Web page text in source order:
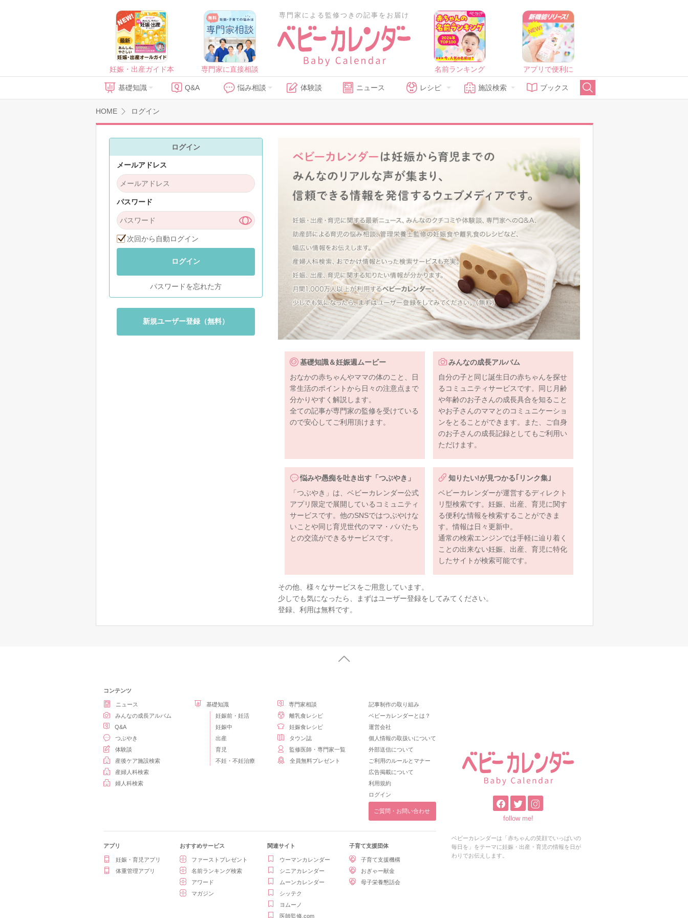
妊娠・出産ガイド本 専門家に直接相談
専門家による監修つきの記事をお届け
名前ランキング アプリで便利に
基礎知識 Q&A 悩み相談 体験談 ニュース レシピ 施設検索 ブックス
HOME ログイン
ログイン
メールアドレス
パスワード
次回から自動ログイン
ログイン
パスワードを忘れた方
新規ユーザー登録（無料）
基礎知識＆妊娠週ムービー
おなかの赤ちゃんやママの体のこと、日
常生活のポイントから日々の注意点まで
分かりやすく解説します。
全ての記事が専門家の監修を受けている
ので安心してご利用頂けます。
みんなの成長アルバム
自分の子と同じ誕生日の赤ちゃんを探せ
るコミュニティサービスです。同じ月齢
や年齢のお子さんの成長具合を知ること
やお子さんのママとのコミュニケーショ
ンをとることができます。また、ご自身
のお子さんの成長記録としてもご利用い
ただけます。
悩みや愚痴を吐き出す「つぶやき」
「つぶやき」は、ベビーカレンダー公式
アプリ限定で展開しているコミュニティ
サービスです。他のSNSではつぶやけな
いことや同じ育児世代のママ・パパたち
との交流ができるサービスです。
知りたい!が見つかる｢リンク集｣
ベビーカレンダーが運営するディレクト
リ型検索です。妊娠、出産、育児に関す
る便利な情報を検索することができま
す。情報は日々更新中。
通常の検索エンジンでは手軽に辿り着く
ことの出来ない妊娠、出産、育児に特化
したサイトが検索可能です。
その他、様々なサービスをご用意しています。
少しでも気になったら、まずはユーザー登録をしてみてください。
登録、利用は無料です。
コンテンツ
ニュース
みんなの成長アルバム
Q&A
つぶやき
体験談
産後ケア施設検索
産婦人科検索
婦人科検索
基礎知識
妊娠前・妊活
妊娠中
出産
育児
不妊・不妊治療
専門家相談
離乳食レシピ
妊娠食レシピ
タウン誌
監修医師・専門家一覧
全員無料プレゼント
記事制作の取り組み
ベビーカレンダーとは？
運営会社
個人情報の取扱いについて
外部送信について
ご利用のルールとマナー
広告掲載について
利用規約
ログイン
ご質問・お問い合わせ
アプリ
妊娠・育児アプリ
体重管理アプリ
おすすめサービス
ファーストプレゼント
名前ランキング検索
アワード
マガジン
関連サイト
ウーマンカレンダー
シニアカレンダー
ムーンカレンダー
シッテク
ヨムーノ
医師監修.com
子育て支援団体
子育て支援機構
おぎゃー献金
母子栄養懇話会
follow me!
ベビーカレンダーは「赤ちゃんの笑顔でいっぱいの
毎日を」をテーマに妊娠・出産・育児の情報を日が
わりでお伝えします。